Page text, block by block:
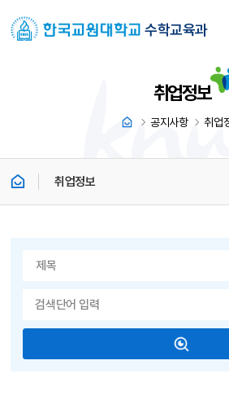
수학교육과
취업정보
공지사항 취업
취업정보